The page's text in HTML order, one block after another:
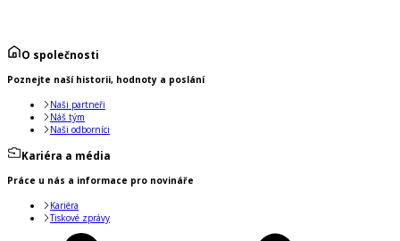
O společnosti
Poznejte naší historii, hodnoty a poslání
Naši partneři
Náš tým
Naši odborníci
Kariéra a média
Práce u nás a informace pro novináře
Kariéra
Tiskové zprávy